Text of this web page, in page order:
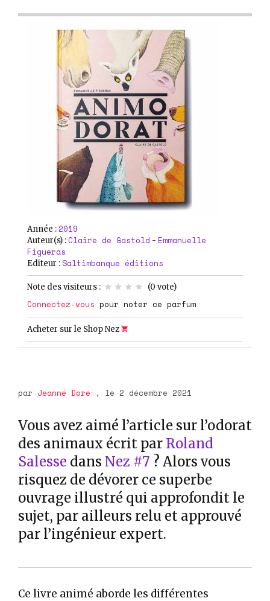
Année :2019
Auteur(s) :Claire de Gastold - Emmanuelle
Figueras
Editeur : Saltimbanque éditions
Note des visiteurs : (0 vote)
Connectez-vous pour noter ce parfum
Acheter sur le Shop Nez
par Jeanne Doré , le 2 décembre 2021
Vous avez aimé l’article sur l’odorat
des animaux écrit par Roland
Salesse dans Nez #7 ? Alors vous
risquez de dévorer ce superbe
ouvrage illustré qui approfondit le
sujet, par ailleurs relu et approuvé
par l’ingénieur expert.
Ce livre animé aborde les différentes